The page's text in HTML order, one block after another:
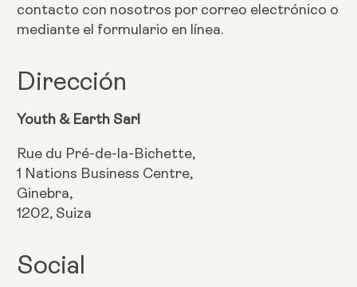
contacto con nosotros por correo electrónico o
mediante el formulario en línea.
Dirección
Youth & Earth Sarl
Rue du Pré-de-la-Bichette,
1 Nations Business Centre,
Ginebra,
1202, Suiza
Social